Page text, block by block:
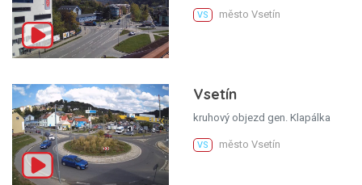
VS město Vsetín
Vsetín
kruhový objezd gen. Klapálka
VS město Vsetín